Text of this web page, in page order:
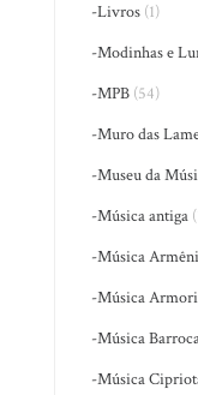
-Livros (1)
-Modinhas e
-MPB (54)
-Muro das
-Museu da
-Música antiga
-Música
-Música
-Música
-Música